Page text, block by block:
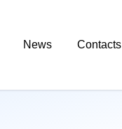
News Contacts